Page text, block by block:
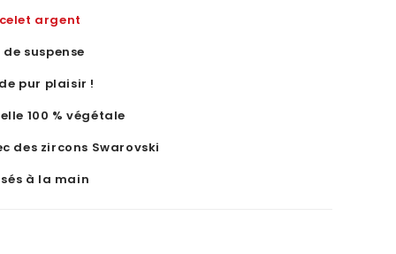
argent
de suspense
pur plaisir !
100 % végétale
des zircons Swarovski
à la main